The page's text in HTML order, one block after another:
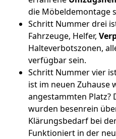
die Möbeldemontage
Schritt Nummer drei
Fahrzeuge, Helfer,
Halteverbotszonen,
verfügbar sein.
Schritt Nummer vier
ist im neuen Zuhause
angestammten Platz?
wurden besenrein
Klärungsbedarf bei
Funktioniert in der